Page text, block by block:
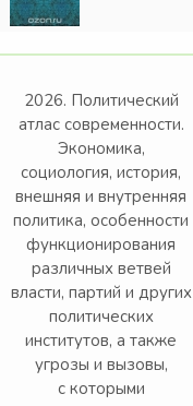
2026. Политический
атлас современности.
Экономика,
социология, история,
внешняя и внутренняя
политика, особенности
функционирования
различных ветвей
власти, партий и других
политических
институтов, а также
угрозы и вызовы,
с которыми